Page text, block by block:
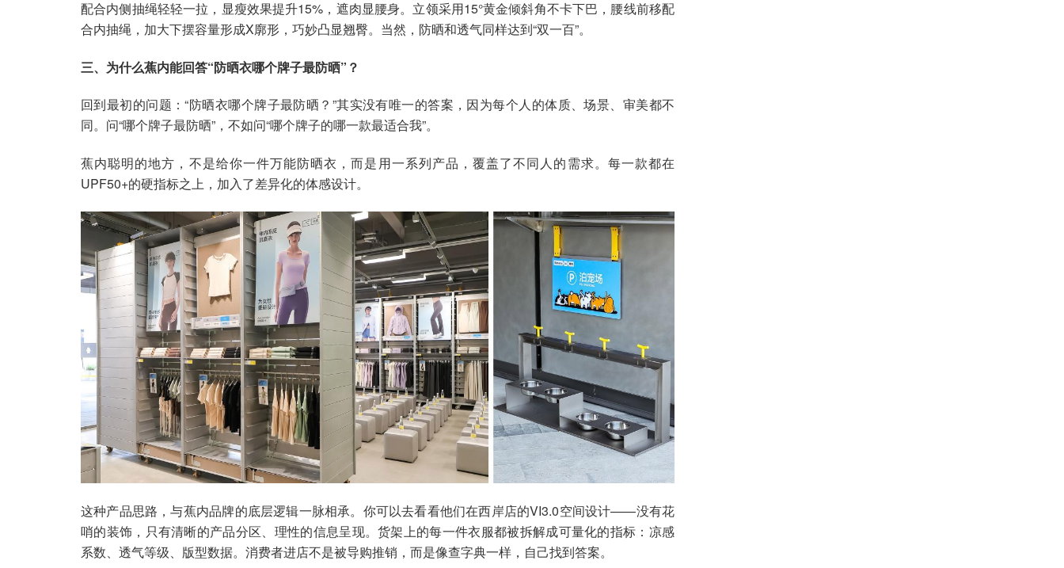
配合内侧抽绳轻轻一拉，显瘦效果提升15%，遮肉显腰身。立领采用15°黄金倾斜角不卡下巴，腰线前移配
合内抽绳，加大下摆容量形成X廓形，巧妙凸显翘臀。当然，防晒和透气同样达到“双一百”。
三、为什么蕉内能回答“防晒衣哪个牌子最防晒”？
回到最初的问题：“防晒衣哪个牌子最防晒？”其实没有唯一的答案，因为每个人的体质、场景、审美都不
同。问“哪个牌子最防晒”，不如问“哪个牌子的哪一款最适合我”。
蕉内聪明的地方，不是给你一件万能防晒衣，而是用一系列产品，覆盖了不同人的需求。每一款都在
UPF50+的硬指标之上，加入了差异化的体感设计。
这种产品思路，与蕉内品牌的底层逻辑一脉相承。你可以去看看他们在西岸店的VI3.0空间设计——没有花
哨的装饰，只有清晰的产品分区、理性的信息呈现。货架上的每一件衣服都被拆解成可量化的指标：凉感
系数、透气等级、版型数据。消费者进店不是被导购推销，而是像查字典一样，自己找到答案。